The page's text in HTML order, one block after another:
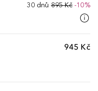
30 dnů 895 Kč-10%
945 Kč